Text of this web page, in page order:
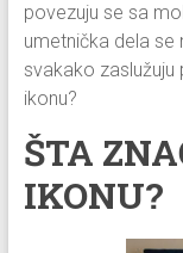
povezuju se sa
umetnička dela se
svakako zaslužuju
ikonu?
ŠTA
IKONU?